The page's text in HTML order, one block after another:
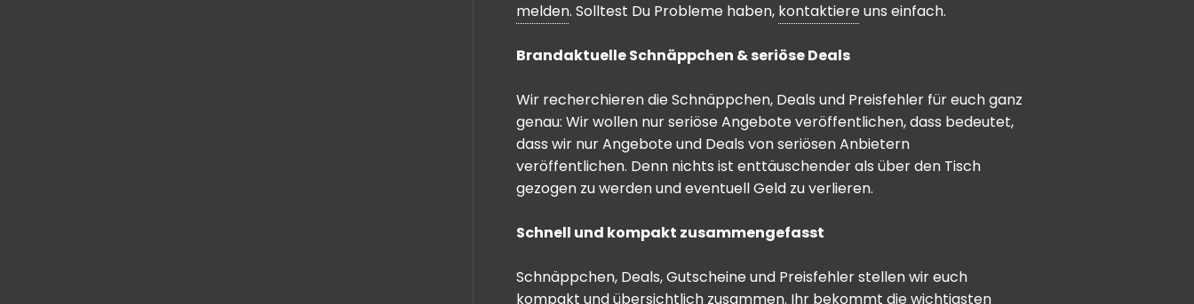
melden. Solltest Du Probleme haben, kontaktiere uns einfach.
Brandaktuelle Schnäppchen & seriöse Deals
Wir recherchieren die Schnäppchen, Deals und Preisfehler für euch ganz
genau: Wir wollen nur seriöse Angebote veröffentlichen, dass bedeutet,
dass wir nur Angebote und Deals von seriösen Anbietern
veröffentlichen. Denn nichts ist enttäuschender als über den Tisch
gezogen zu werden und eventuell Geld zu verlieren.
Schnell und kompakt zusammengefasst
Schnäppchen, Deals, Gutscheine und Preisfehler stellen wir euch
kompakt und übersichtlich zusammen. Ihr bekommt die wichtigsten